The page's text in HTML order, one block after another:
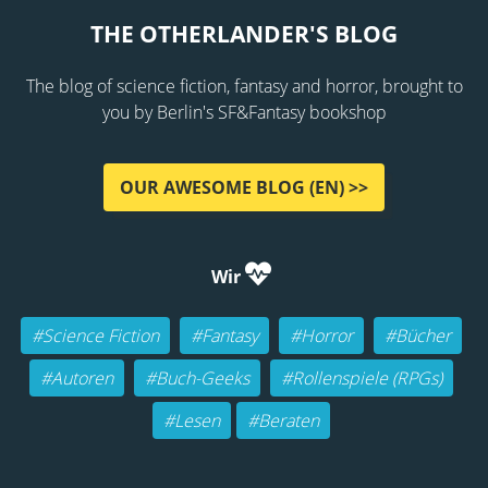
THE OTHERLANDER'S BLOG
The blog of science fiction, fantasy and horror, brought to
you by Berlin's SF&Fantasy bookshop
OUR AWESOME BLOG (EN) >>
Wir
#Science Fiction #Fantasy #Horror
#Bücher
#Autoren
#Buch-Geeks
#Rollenspiele (RPGs)
#Lesen
#Beraten